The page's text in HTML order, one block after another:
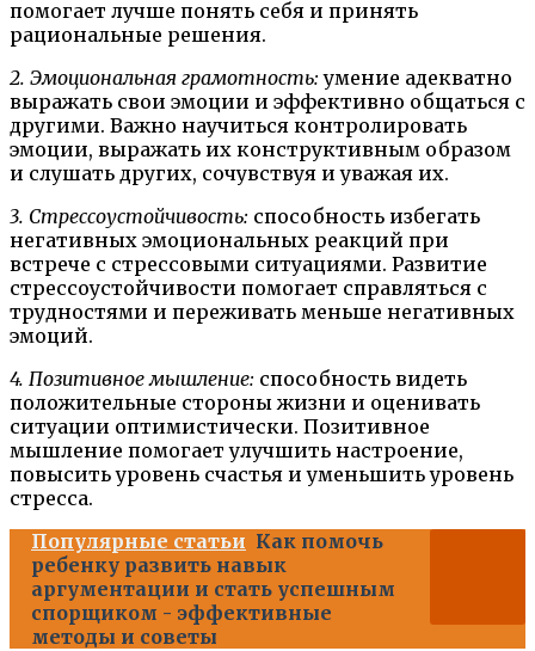
помогает лучше понять себя и принять
рациональные решения.
2. Эмоциональная грамотность: умение адекватно
выражать свои эмоции и эффективно общаться с
другими. Важно научиться контролировать
эмоции, выражать их конструктивным образом
и слушать других, сочувствуя и уважая их.
3. Стрессоустойчивость: способность избегать
негативных эмоциональных реакций при
встрече с стрессовыми ситуациями. Развитие
стрессоустойчивости помогает справляться с
трудностями и переживать меньше негативных
эмоций.
4. Позитивное мышление: способность видеть
положительные стороны жизни и оценивать
ситуации оптимистически. Позитивное
мышление помогает улучшить настроение,
повысить уровень счастья и уменьшить уровень
стресса.
Популярные статьи Как помочь
ребенку развить навык
аргументации и стать успешным
спорщиком - эффективные
методы и советы